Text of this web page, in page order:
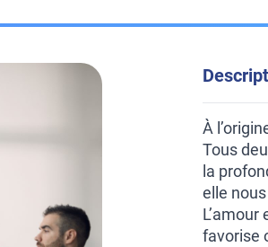
À
Tous
la
elle
favorise